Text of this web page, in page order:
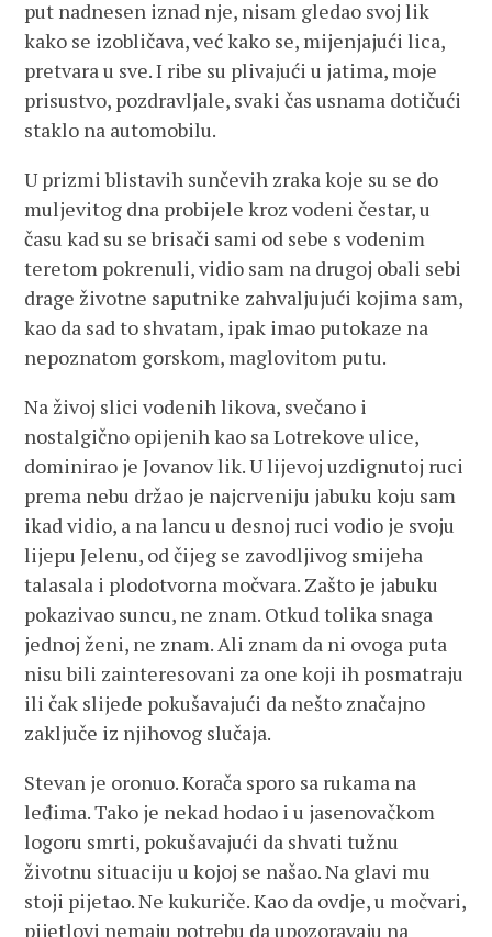
put nadnesen iznad nje, nisam gledao svoj lik
kako se izobličava, već kako se, mijenjajući lica,
pretvara u sve. I ribe su plivajući u jatima, moje
prisustvo, pozdravljale, svaki čas usnama dotičući
staklo na automobilu.
U prizmi blistavih sunčevih zraka koje su se do
muljevitog dna probijele kroz vodeni čestar, u
času kad su se brisači sami od sebe s vodenim
teretom pokrenuli, vidio sam na drugoj obali sebi
drage životne saputnike zahvaljujući kojima sam,
kao da sad to shvatam, ipak imao putokaze na
nepoznatom gorskom, maglovitom putu.
Na živoj slici vodenih likova, svečano i
nostalgično opijenih kao sa Lotrekove ulice,
dominirao je Jovanov lik. U lijevoj uzdignutoj ruci
prema nebu držao je najcrveniju jabuku koju sam
ikad vidio, a na lancu u desnoj ruci vodio je svoju
lijepu Jelenu, od čijeg se zavodljivog smijeha
talasala i plodotvorna močvara. Zašto je jabuku
pokazivao suncu, ne znam. Otkud tolika snaga
jednoj ženi, ne znam. Ali znam da ni ovoga puta
nisu bili zainteresovani za one koji ih posmatraju
ili čak slijede pokušavajući da nešto značajno
zaključe iz njihovog slučaja.
Stevan je oronuo. Korača sporo sa rukama na
leđima. Tako je nekad hodao i u jasenovačkom
logoru smrti, pokušavajući da shvati tužnu
životnu situaciju u kojoj se našao. Na glavi mu
stoji pijetao. Ne kukuriče. Kao da ovdje, u močvari,
pijetlovi nemaju potrebu da upozoravaju na